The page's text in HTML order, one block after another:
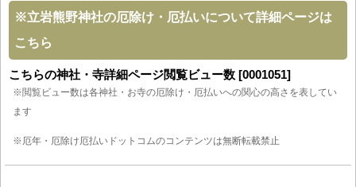
※立岩熊野神社の厄除け・厄払いについて詳細ページは
こちら
こちらの神社・寺詳細ページ閲覧ビュー数 [0001051]
※閲覧ビュー数は各神社・お寺の厄除け・厄払いへの関心の高さを表してい
ます
※厄年・厄除け厄払いドットコムのコンテンツは無断転載禁止